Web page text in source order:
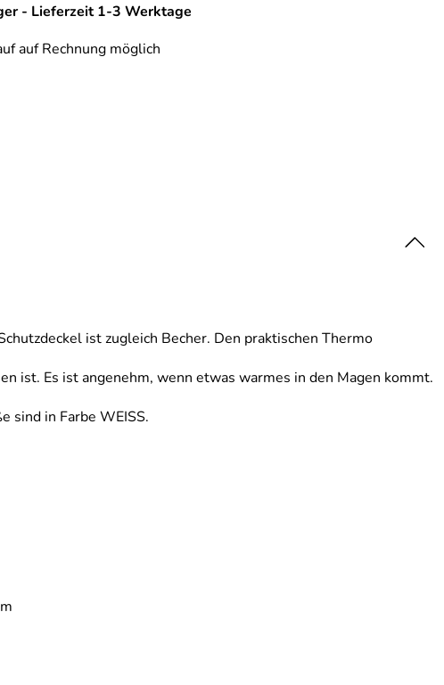
- Lieferzeit 1-3 Werktage
auf Rechnung möglich
ist zugleich Becher. Den praktischen Thermo
ist. Es ist angenehm, wenn etwas warmes in den Magen kommt.
sind in Farbe WEISS.